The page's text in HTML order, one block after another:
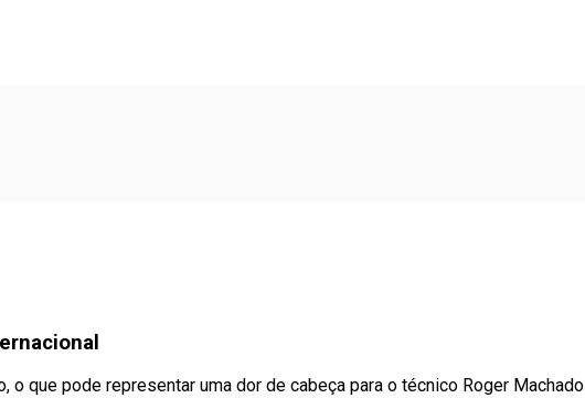
que pode representar uma dor de cabeça para o técnico Roger Machado